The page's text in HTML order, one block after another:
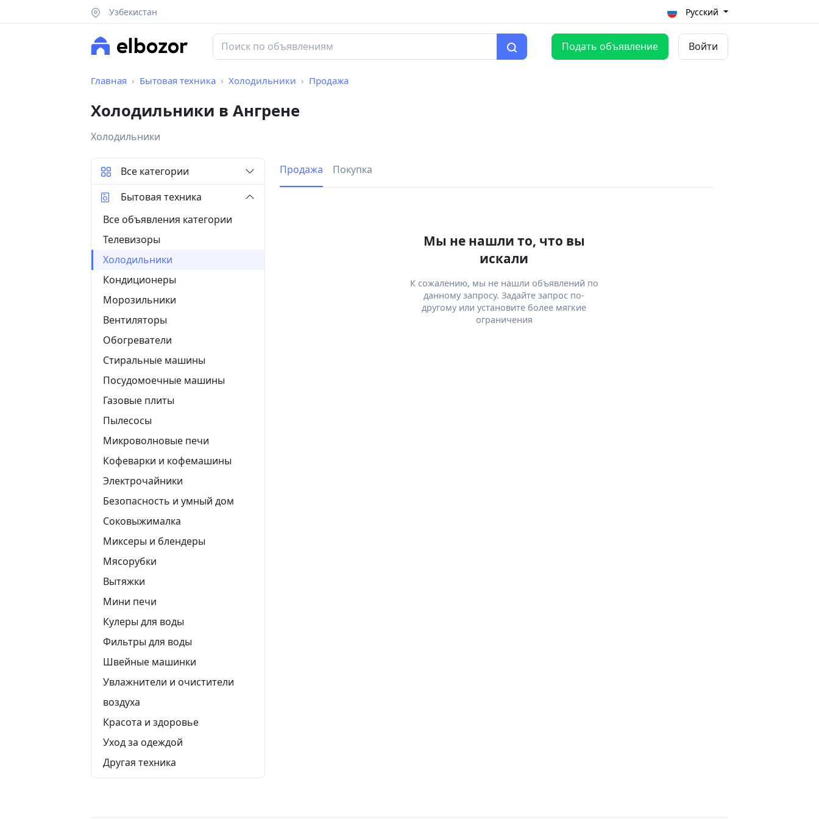
Узбекистан Русский
Подать объявление Войти
Главная Бытовая техника Холодильники Продажа
Холодильники в Ангрене
Холодильники
Продажа Покупка
Мы не нашли то, что вы
искали
К сожалению, мы не нашли объявлений по
данному запросу. Задайте запрос по-
другому или установите более мягкие
ограничения
Все категории
Бытовая техника
Все объявления категории
Телевизоры
Холодильники
Кондиционеры
Морозильники
Вентиляторы
Обогреватели
Стиральные машины
Посудомоечные машины
Газовые плиты
Пылесосы
Микроволновые печи
Кофеварки и кофемашины
Электрочайники
Безопасность и умный дом
Соковыжималка
Миксеры и блендеры
Мясорубки
Вытяжки
Мини печи
Кулеры для воды
Фильтры для воды
Швейные машинки
Увлажнители и очистители
воздуха
Красота и здоровье
Уход за одеждой
Другая техника